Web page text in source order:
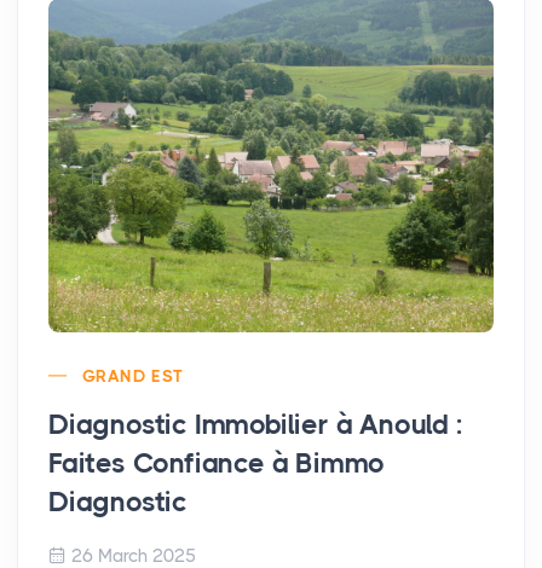
GRAND EST
Diagnostic Immobilier à Anould :
Faites Confiance à Bimmo
Diagnostic
26 March 2025